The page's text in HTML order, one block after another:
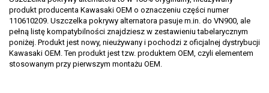
produkt producenta Kawasaki OEM o oznaczeniu części numer
110610209. Uszczelka pokrywy alternatora pasuje m.in. do VN900, ale
pełną listę kompatybilności znajdziesz w zestawieniu tabelarycznym
poniżej. Produkt jest nowy, nieużywany i pochodzi z oficjalnej dystrybucji
Kawasaki OEM. Ten produkt jest tzw. produktem OEM, czyli elementem
stosowanym przy pierwszym montażu OEM.